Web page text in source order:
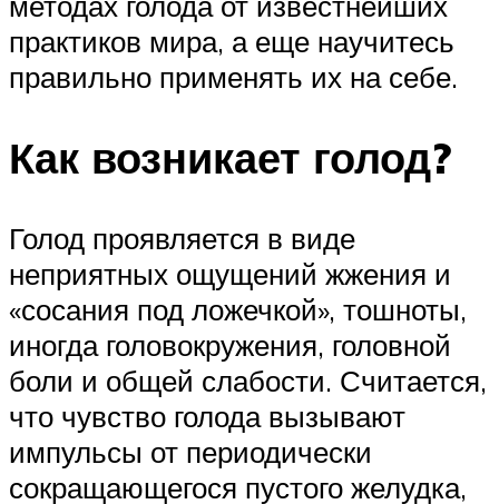
практиков мира, а еще научитесь
правильно применять их на себе.
Как возникает голод?
Голод проявляется в виде
неприятных ощущений жжения и
«сосания под ложечкой», тошноты,
иногда головокружения, головной
боли и общей слабости. Считается,
что чувство голода вызывают
импульсы от периодически
сокращающегося пустого желудка,